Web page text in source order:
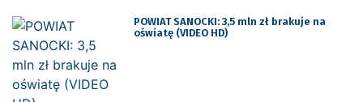
POWIAT SANOCKI: 3,5 mln zł brakuje na
oświatę (VIDEO HD)